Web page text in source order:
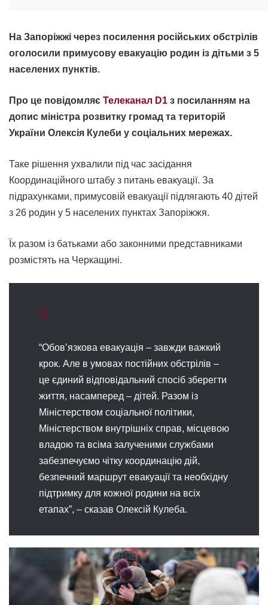
На Запоріжжі через посилення російських обстрілів
оголосили примусову евакуацію родин із дітьми з 5
населених пунктів.
Про це повідомляє Телеканал D1 з посиланням на
допис міністра розвитку громад та територій
України Олексія Кулеби у соціальних мережах.
Таке рішення ухвалили під час засідання
Координаційного штабу з питань евакуації. За
підрахунками, примусовій евакуації підлягають 40 дітей
з 26 родин у 5 населених пунктах Запоріжжя.
Їх разом із батьками або законними представниками
розмістять на Черкащині.
“Обовʼязкова евакуація – завжди важкий
крок. Але в умовах постійних обстрілів –
це єдиний відповідальний спосіб зберегти
життя, насамперед – дітей. Разом із
Міністерством соціальної політики,
Міністерством внутрішніх справ, місцевою
владою та всіма залученими службами
забезпечуємо чітку координацію дій,
безпечний маршрут евакуації та необхідну
підтримку для кожної родини на всіх
етапах”, – сказав Олексій Кулеба.